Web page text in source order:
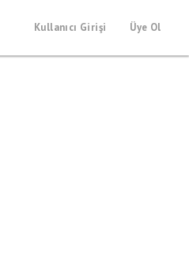
Kullanıcı Girişi Üye Ol